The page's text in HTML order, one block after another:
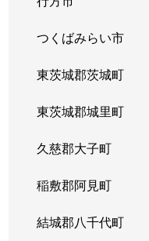
つくばみらい市
東茨城郡茨城町
東茨城郡城里町
久慈郡大子町
稲敷郡阿見町
結城郡八千代町